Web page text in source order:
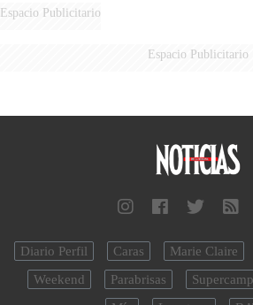
Espacio Publicitario
Espacio Publicitario
Diario Perfil Caras Marie Claire
Weekend
Parabrisas